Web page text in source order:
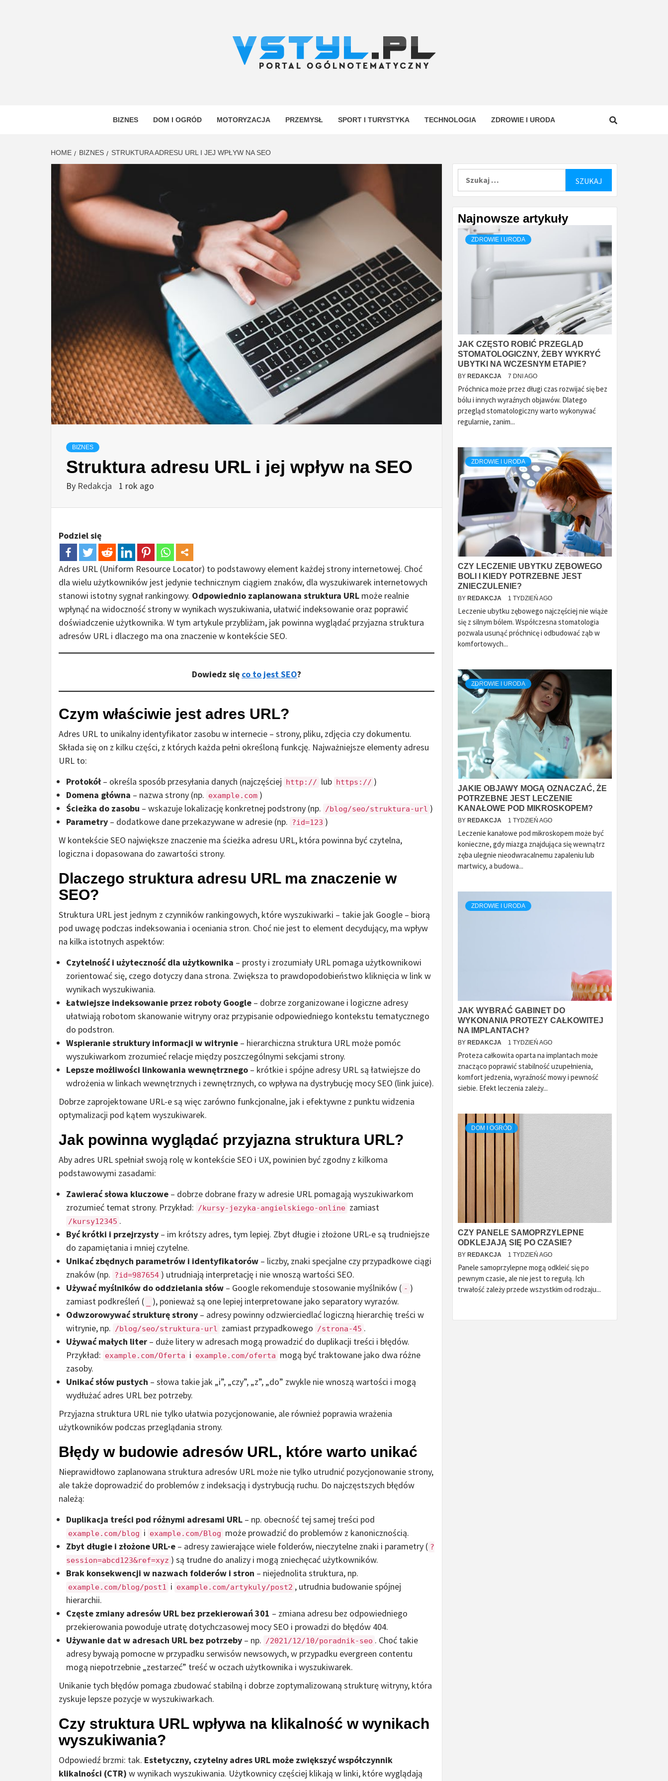
VSTYL.PL
BIZNES DOM I OGRÓD MOTORYZACJA PRZEMYSŁ SPORT I TURYSTYKA TECHNOLOGIA ZDROWIE I URODA
HOME BIZNES STRUKTURA ADRESU URL I JEJ WPŁYW NA SEO
BIZNES
Struktura adresu URL i jej wpływ na SEO
By Redakcja 1 rok ago
Podziel się
Adres URL (Uniform Resource Locator) to podstawowy element każdej strony internetowej. Choć
dla wielu użytkowników jest jedynie technicznym ciągiem znaków, dla wyszukiwarek internetowych
stanowi istotny sygnał rankingowy. Odpowiednio zaplanowana struktura URL może realnie
wpłynąć na widoczność strony w wynikach wyszukiwania, ułatwić indeksowanie oraz poprawić
doświadczenie użytkownika. W tym artykule przybliżam, jak powinna wyglądać przyjazna struktura
adresów URL i dlaczego ma ona znaczenie w kontekście SEO.
Dowiedz się co to jest SEO?
Czym właściwie jest adres URL?
Adres URL to unikalny identyfikator zasobu w internecie – strony, pliku, zdjęcia czy dokumentu.
Składa się on z kilku części, z których każda pełni określoną funkcję. Najważniejsze elementy adresu
URL to:
Protokół– określa sposób przesyłania danych (najczęściej http:// lub https:// )
Domena główna – nazwa strony (np. example.com )
Ścieżka do zasobu – wskazuje lokalizację konkretnej podstrony (np. /blog/seo/struktura-url )
Parametry – dodatkowe dane przekazywane w adresie (np. ?id=123 )
W kontekście SEO największe znaczenie ma ścieżka adresu URL, która powinna być czytelna,
logiczna i dopasowana do zawartości strony.
Dlaczego struktura adresu URL ma znaczenie w
SEO?
Struktura URL jest jednym z czynników rankingowych, które wyszukiwarki – takie jak Google – biorą
pod uwagę podczas indeksowania i oceniania stron. Choć nie jest to element decydujący, ma wpływ
na kilka istotnych aspektów:
Czytelność i użyteczność dla użytkownika – prosty i zrozumiały URL pomaga użytkownikowi
zorientować się, czego dotyczy dana strona. Zwiększa to prawdopodobieństwo kliknięcia w link w
wynikach wyszukiwania.
Łatwiejsze indeksowanie przez roboty Google – dobrze zorganizowane i logiczne adresy
ułatwiają robotom skanowanie witryny oraz przypisanie odpowiedniego kontekstu tematycznego
do podstron.
Wspieranie struktury informacji w witrynie – hierarchiczna struktura URL może pomóc
wyszukiwarkom zrozumieć relacje między poszczególnymi sekcjami strony.
Lepsze możliwości linkowania wewnętrznego – krótkie i spójne adresy URL są łatwiejsze do
wdrożenia w linkach wewnętrznych i zewnętrznych, co wpływa na dystrybucję mocy SEO (link juice).
Dobrze zaprojektowane URL-e są więc zarówno funkcjonalne, jak i efektywne z punktu widzenia
optymalizacji pod kątem wyszukiwarek.
Jak powinna wyglądać przyjazna struktura URL?
Aby adres URL spełniał swoją rolę w kontekście SEO i UX, powinien być zgodny z kilkoma
podstawowymi zasadami:
Zawierać słowa kluczowe – dobrze dobrane frazy w adresie URL pomagają wyszukiwarkom
zrozumieć temat strony. Przykład: /kursy-jezyka-angielskiego-online zamiast
/kursy12345 .
Być krótki i przejrzysty – im krótszy adres, tym lepiej. Zbyt długie i złożone URL-e są trudniejsze
do zapamiętania i mniej czytelne.
Unikać zbędnych parametrów i identyfikatorów – liczby, znaki specjalne czy przypadkowe ciągi
znaków (np. ?id=987654 ) utrudniają interpretację i nie wnoszą wartości SEO.
Używać myślników do oddzielania słów – Google rekomenduje stosowanie myślników ( - )
zamiast podkreśleń (
), ponieważ są one lepiej interpretowane jako separatory wyrazów.
Odwzorowywać strukturę strony – adresy powinny odzwierciedlać logiczną hierarchię treści w
witrynie, np. /blog/seo/struktura-url zamiast przypadkowego /strona-45 .
Używać małych liter – duże litery w adresach mogą prowadzić do duplikacji treści i błędów.
Przykład: example.com/Oferta i example.com/oferta mogą być traktowane jako dwa różne
zasoby.
Unikać słów pustych – słowa takie jak „i”, „czy”, „z”, „do” zwykle nie wnoszą wartości i mogą
wydłużać adres URL bez potrzeby.
Przyjazna struktura URL nie tylko ułatwia pozycjonowanie, ale również poprawia wrażenia
użytkowników podczas przeglądania strony.
Błędy w budowie adresów URL, które warto unikać
Nieprawidłowo zaplanowana struktura adresów URL może nie tylko utrudnić pozycjonowanie strony,
ale także doprowadzić do problemów z indeksacją i dystrybucją ruchu. Do najczęstszych błędów
należą:
Duplikacja treści pod różnymi adresami URL – np. obecność tej samej treści pod
example.com/blog i example.com/Blog może prowadzić do problemów z kanonicznością.
Zbyt długie i złożone URL-e – adresy zawierające wiele folderów, nieczytelne znaki i parametry ( ?
session=abcd123&ref=xyz ) są trudne do analizy i mogą zniechęcać użytkowników.
Brak konsekwencji w nazwach folderów i stron – niejednolita struktura, np.
example.com/blog/post1 i example.com/artykuly/post2 , utrudnia budowanie spójnej
hierarchii.
Częste zmiany adresów URL bez przekierowań 301 – zmiana adresu bez odpowiedniego
przekierowania powoduje utratę dotychczasowej mocy SEO i prowadzi do błędów 404.
Używanie dat w adresach URL bez potrzeby – np. /2021/12/10/poradnik-seo . Choć takie
adresy bywają pomocne w przypadku serwisów newsowych, w przypadku evergreen contentu
mogą niepotrzebnie „zestarzeć” treść w oczach użytkownika i wyszukiwarek.
Unikanie tych błędów pomaga zbudować stabilną i dobrze zoptymalizowaną strukturę witryny, która
zyskuje lepsze pozycje w wyszukiwarkach.
Czy struktura URL wpływa na klikalność w wynikach
wyszukiwania?
Odpowiedź brzmi: tak. Estetyczny, czytelny adres URL może zwiększyć współczynnik
klikalności (CTR) w wynikach wyszukiwania. Użytkownicy częściej klikają w linki, które wyglądają
Najnowsze artykuły
ZDROWIE I URODA
JAK CZĘSTO ROBIĆ PRZEGLĄD
STOMATOLOGICZNY, ŻEBY WYKRYĆ
UBYTKI NA WCZESNYM ETAPIE?
BY REDAKCJA 7 DNI AGO
Próchnica może przez długi czas rozwijać się bez
bólu i innych wyraźnych objawów. Dlatego
przegląd stomatologiczny warto wykonywać
regularnie, zanim...
ZDROWIE I URODA
CZY LECZENIE UBYTKU ZĘBOWEGO
BOLI I KIEDY POTRZEBNE JEST
ZNIECZULENIE?
BY REDAKCJA 1 TYDZIEŃ AGO
Leczenie ubytku zębowego najczęściej nie wiąże
się z silnym bólem. Współczesna stomatologia
pozwala usunąć próchnicę i odbudować ząb w
komfortowych...
ZDROWIE I URODA
JAKIE OBJAWY MOGĄ OZNACZAĆ, ŻE
POTRZEBNE JEST LECZENIE
KANAŁOWE POD MIKROSKOPEM?
BY REDAKCJA 1 TYDZIEŃ AGO
Leczenie kanałowe pod mikroskopem może być
konieczne, gdy miazga znajdująca się wewnątrz
zęba ulegnie nieodwracalnemu zapaleniu lub
martwicy, a budowa...
ZDROWIE I URODA
JAK WYBRAĆ GABINET DO
WYKONANIA PROTEZY CAŁKOWITEJ
NA IMPLANTACH?
BY REDAKCJA 1 TYDZIEŃ AGO
Proteza całkowita oparta na implantach może
znacząco poprawić stabilność uzupełnienia,
komfort jedzenia, wyraźność mowy i pewność
siebie. Efekt leczenia zależy...
DOM I OGRÓD
CZY PANELE SAMOPRZYLEPNE
ODKLEJAJĄ SIĘ PO CZASIE?
BY REDAKCJA 1 TYDZIEŃ AGO
Panele samoprzylepne mogą odkleić się po
pewnym czasie, ale nie jest to regułą. Ich
trwałość zależy przede wszystkim od rodzaju...